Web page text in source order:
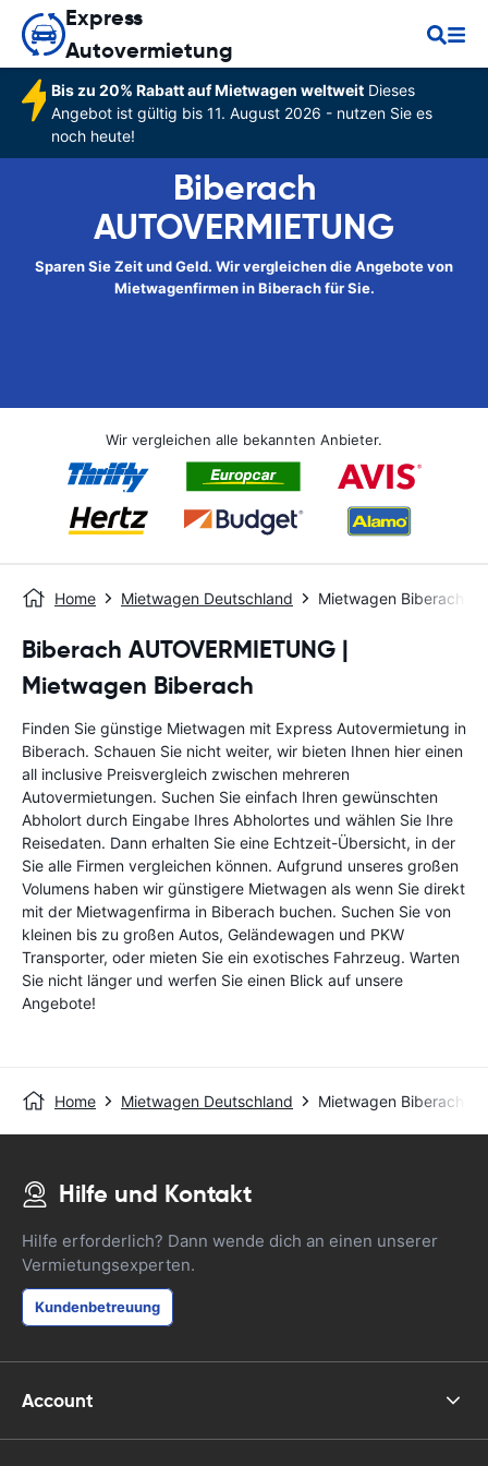
Express
Autovermietung
Bis zu 20% Rabatt auf Mietwagen weltweitDieses
Angebot ist gültig bis 11. August 2026 - nutzen Sie es
noch heute!
Biberach
AUTOVERMIETUNG
Sparen Sie Zeit und Geld. Wir vergleichen die Angebote von
Mietwagenfirmen in Biberach für Sie.
Wir vergleichen alle bekannten Anbieter.
Home Mietwagen Deutschland Mietwagen Biberach
Biberach AUTOVERMIETUNG |
Mietwagen Biberach
Finden Sie günstige Mietwagen mit Express Autovermietung in
Biberach. Schauen Sie nicht weiter, wir bieten Ihnen hier einen
all inclusive Preisvergleich zwischen mehreren
Autovermietungen. Suchen Sie einfach Ihren gewünschten
Abholort durch Eingabe Ihres Abholortes und wählen Sie Ihre
Reisedaten. Dann erhalten Sie eine Echtzeit-Übersicht, in der
Sie alle Firmen vergleichen können. Aufgrund unseres großen
Volumens haben wir günstigere Mietwagen als wenn Sie direkt
mit der Mietwagenfirma in Biberach buchen. Suchen Sie von
kleinen bis zu großen Autos, Geländewagen und PKW
Transporter, oder mieten Sie ein exotisches Fahrzeug. Warten
Sie nicht länger und werfen Sie einen Blick auf unsere
Angebote!
Home Mietwagen Deutschland Mietwagen Biberach
Hilfe und Kontakt
Hilfe erforderlich? Dann wende dich an einen unserer
Vermietungsexperten.
Kundenbetreuung
Account